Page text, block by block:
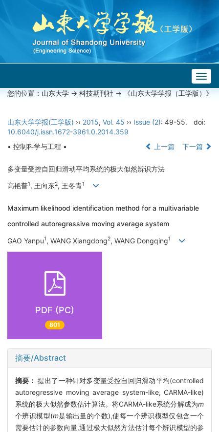
您的位置： 山东大学 -> 科技期刊社 -> 《山东大学学报（工学版）》
山东大学学报(工学版) ›› 2015, Vol. 45 ›› Issue (2): 49-55.
doi:
10.6040/j.issn.1672-3961.0.2014.359
• 控制科学与工程 •
上一篇 下一篇
多变量受控自回归滑动平均系统的极大似然辨识方法
高艳普1, 王向东2, 王冬青1
Maximum likelihood identification method for a multivariable
controlled autoregressive moving average system
GAO Yanpu1, WANG Xiangdong2, WANG Dongqing1
PDF (PC)
801
摘要/Abstract
摘要： 提出了一种针对多变量受控自回归滑动平均(controlled
autoregressive moving average system-like, CARMA-like)
系统的极大似然参数估计算法。将CARMA-like系统分解成为m
个辨识模型(m是输出量的个数),使每一个辨识模型仅包含一个
需要估计的参数向量,通过极大似然方法估计每个辨识模型的参